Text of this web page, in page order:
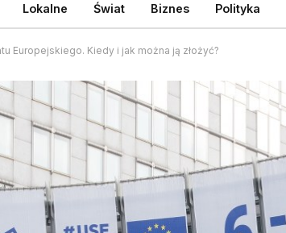
Lokalne Świat Biznes Polityka
Europejskiego. Kiedy i jak można ją złożyć?